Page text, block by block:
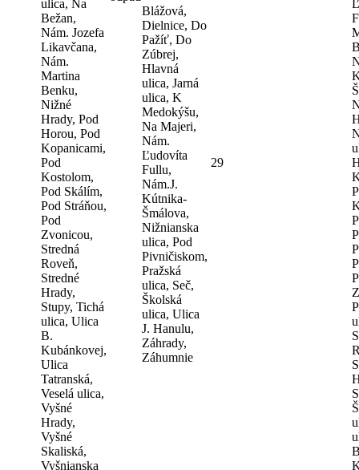
ulica, Na
Bežan,
Nám. Jozefa
Likavčana,
Nám.
Martina
Benku,
Nižné
Hrady, Pod
Horou, Pod
Kopanicami,
Pod
Kostolom,
Pod Skálím,
Pod Stráňou,
Pod
Zvonicou,
Stredná
Roveň,
Stredné
Hrady,
Stupy, Tichá
ulica, Ulica
B.
Kubánkovej,
Ulica
Tatranská,
Veselá ulica,
Vyšné
Hrady,
Vyšné
Skaliská,
Vyšnianska
Blážová,
Dielnice, Do
Pažíť, Do
Zúbrej,
Hlavná
ulica, Jarná
ulica, K
Medokýšu,
Na Majeri,
Nám.
Ľudovíta
Fullu,
Nám.J.
Kútnika-
Šmálova,
Nižnianska
ulica, Pod
Pivničiskom,
Pražská
ulica, Seč,
Školská
ulica, Ulica
J. Hanulu,
Záhrady,
Záhumnie
29